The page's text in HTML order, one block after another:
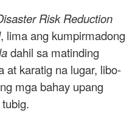
Risk Reduction
, lima ang kumpirmadong
dahil sa matinding
at karatig na lugar, libo-
mga bahay upang